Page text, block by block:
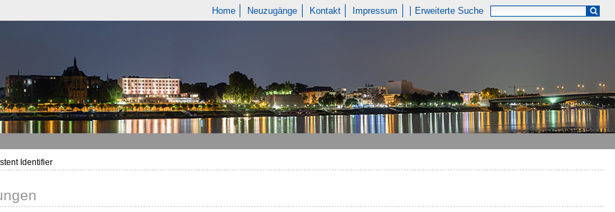
Home Neuzugänge Kontakt Impressum Erweiterte Suche
Identifier